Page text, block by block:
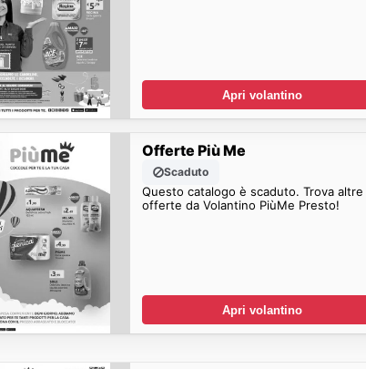
Apri volantino
Offerte Più Me
Scaduto
Questo catalogo è scaduto. Trova altre
offerte da Volantino PiùMe Presto!
Apri volantino